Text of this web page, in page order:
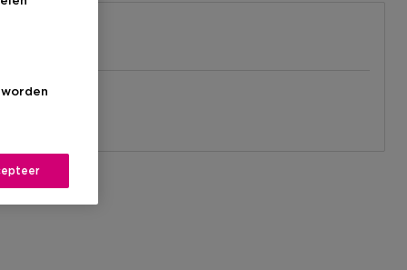
jou.